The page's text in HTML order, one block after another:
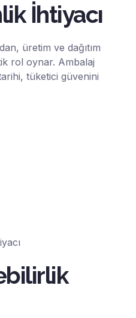
İhtiyacı
üretim ve dağıtım
rol oynar. Ambalaj
tüketici güvenini